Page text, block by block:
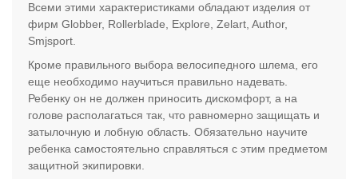
Всеми этими характеристиками обладают изделия от
фирм Globber, Rollerblade, Explore, Zelart, Author,
Smjsport.
Кроме правильного выбора велосипедного шлема, его
еще необходимо научиться правильно надевать.
Ребенку он не должен приносить дискомфорт, а на
голове располагаться так, что равномерно защищать и
затылочную и лобную область. Обязательно научите
ребенка самостоятельно справляться с этим предметом
защитной экипировки.